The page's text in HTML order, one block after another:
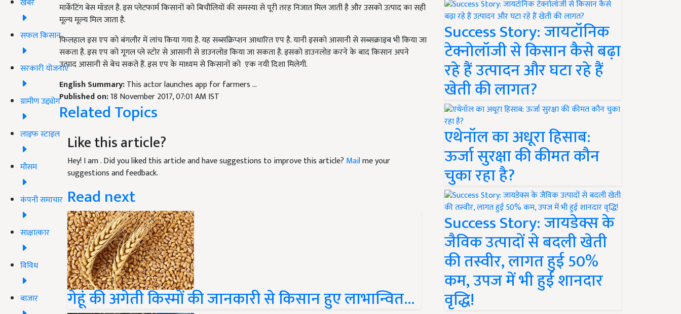
सफल किसान
सरकारी योजनाएं
ग्रामीण उद्द्योग
लाइफ स्टाइल
मौसम
कंपनी समाचार
साक्षात्कार
विविध
बाजार
मार्केटिंग बेस मॉडल है. इस प्लेटफार्म किसानों को बिचौलियों की समस्या से पूरी तरह निजात मिल जाती है और उसको उत्पाद का सही
मूल्य मूल्य मिल जाता है.
फिलहाल इस एप को बंगलौर में लांच किया गया है. यह सब्सक्रिप्शन आधारित एप है. यानी इसको आसानी से सब्सक्राइब भी किया जा
सकता है. इस एप को गूगल प्ले स्टोर से आसानी से डाउनलोड किया जा सकता है. इसको डाउनलोड करने के बाद किसान अपने
उत्पाद आसानी से बेच सकते हैं. इस एप के माध्यम से किसानों को एक नयी दिशा मिलेगी.
English Summary:This actor launches app for farmers ...
Published on:18 November 2017, 07:01 AM IST
Related Topics
Like this article?
Hey! I am. Did you liked this article and have suggestions to improve this article? Mailme your
suggestions and feedback.
Read next
गेहूं की अगेती किस्मों की जानकारी से किसान हुए लाभान्वित…
Success Story: जायटॉनिक
टेक्नोलॉजी से किसान कैसे बढ़ा
रहे हैं उत्पादन और घटा रहे हैं
खेती की लागत?
एथेनॉल का अधूरा हिसाब:
ऊर्जा सुरक्षा की कीमत कौन
चुका रहा है?
Success Story: जायडेक्स के
जैविक उत्पादों से बदली खेती
की तस्वीर, लागत हुई 50%
कम, उपज में भी हुई शानदार
वृद्धि!